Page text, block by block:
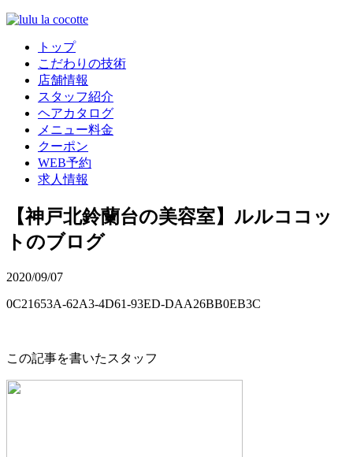
トップ
こだわりの技術
店舗情報
スタッフ紹介
ヘアカタログ
メニュー料金
クーポン
WEB予約
求人情報
【神戸北鈴蘭台の美容室】ルルココッ
トのブログ
2020/09/07
0C21653A-62A3-4D61-93ED-DAA26BB0EB3C
この記事を書いたスタッフ